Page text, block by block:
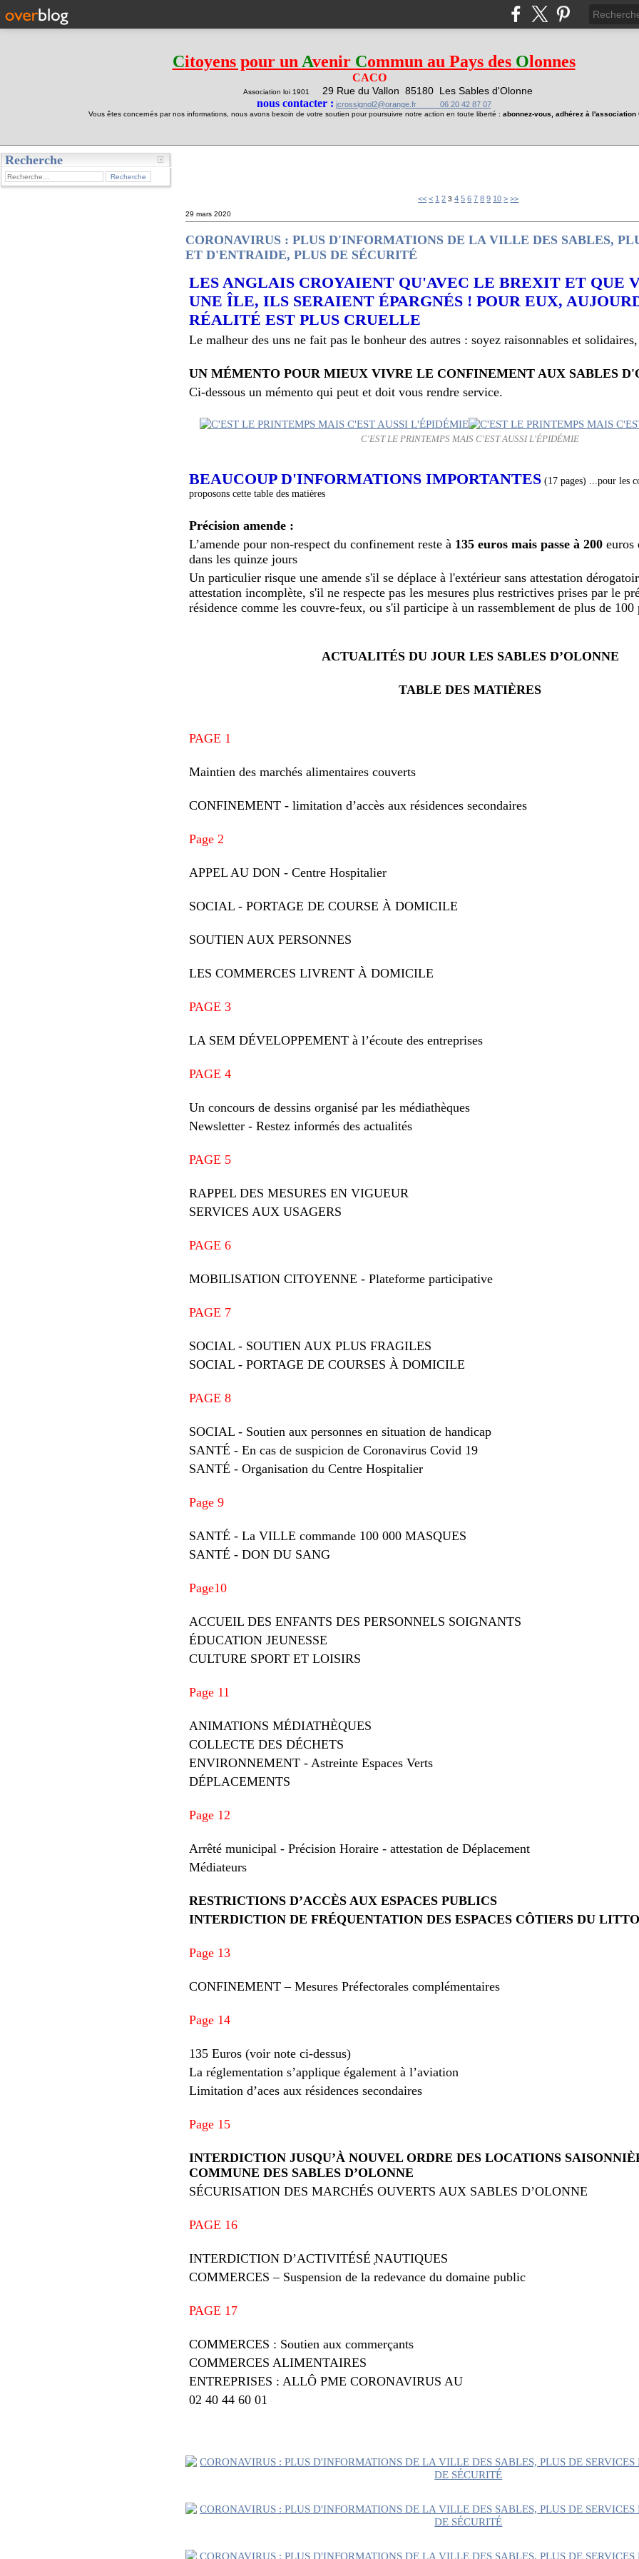
Citoyens pour un Avenir Commun au Pays des Olonnes
CACO
Association loi 1901 29 Rue du Vallon 85180 Les Sables d'Olonne
nous contacter : jcrossignol2@orange.fr 06 20 42 87 07
Vous êtes concernés par nos informations, nous avons besoin de votre soutien pour poursuivre notre action en toute liberté : abonnez-vous, adhérez à l'association
Recherche
<< < 1 2 3 4 5 6 7 8 9 10 > >>
29 mars 2020
CORONAVIRUS : PLUS D'INFORMATIONS DE LA VILLE DES SABLES,
ET D'ENTRAIDE, PLUS DE SÉCURITÉ
LES ANGLAIS CROYAIENT QU'AVEC LE BREXIT ET QUE
UNE ÎLE, ILS SERAIENT ÉPARGNÉS ! POUR EUX,
RÉALITÉ EST PLUS CRUELLE
Le malheur des uns ne fait pas le bonheur des autres : soyez raisonnables et
UN MÉMENTO POUR MIEUX VIVRE LE CONFINEMENT AUX SABLES
Ci-dessous un mémento qui peut et doit vous rendre service.
C'EST LE PRINTEMPS MAIS C'EST AUSSI L'ÉPIDÉMIE
BEAUCOUP D'INFORMATIONS IMPORTANTES (17 pages) ...pour les
proposons cette table des matières
Précision amende :
L’amende pour non-respect du confinement reste à 135 euros mais passe à 200euros
dans les quinze jours
Un particulier risque une amende s'il se déplace à l'extérieur sans attestation
attestation incomplète, s'il ne respecte pas les mesures plus restrictives prises par le
résidence comme les couvre-feux, ou s'il participe à un rassemblement de plus de 100
ACTUALITÉS DU JOUR LES SABLES D’OLONNE
TABLE DES MATIÈRES
PAGE 1
Maintien des marchés alimentaires couverts
CONFINEMENT - limitation d’accès aux résidences secondaires
Page 2
APPEL AU DON - Centre Hospitalier
SOCIAL - PORTAGE DE COURSE À DOMICILE
SOUTIEN AUX PERSONNES
LES COMMERCES LIVRENT À DOMICILE
PAGE 3
LA SEM DÉVELOPPEMENT à l’écoute des entreprises
PAGE 4
Un concours de dessins organisé par les médiathèques
Newsletter - Restez informés des actualités
PAGE 5
RAPPEL DES MESURES EN VIGUEUR
SERVICES AUX USAGERS
PAGE 6
MOBILISATION CITOYENNE - Plateforme participative
PAGE 7
SOCIAL - SOUTIEN AUX PLUS FRAGILES
SOCIAL - PORTAGE DE COURSES À DOMICILE
PAGE 8
SOCIAL - Soutien aux personnes en situation de handicap
SANTÉ - En cas de suspicion de Coronavirus Covid 19
SANTÉ - Organisation du Centre Hospitalier
Page 9
SANTÉ - La VILLE commande 100 000 MASQUES
SANTÉ - DON DU SANG
Page10
ACCUEIL DES ENFANTS DES PERSONNELS SOIGNANTS
ÉDUCATION JEUNESSE
CULTURE SPORT ET LOISIRS
Page 11
ANIMATIONS MÉDIATHÈQUES
COLLECTE DES DÉCHETS
ENVIRONNEMENT - Astreinte Espaces Verts
DÉPLACEMENTS
Page 12
Arrêté municipal - Précision Horaire - attestation de Déplacement
Médiateurs
RESTRICTIONS D’ACCÈS AUX ESPACES PUBLICS
INTERDICTION DE FRÉQUENTATION DES ESPACES CÔTIERS DU
Page 13
CONFINEMENT – Mesures Préfectorales complémentaires
Page 14
135 Euros (voir note ci-dessus)
La réglementation s’applique également à l’aviation
Limitation d’aces aux résidences secondaires
Page 15
INTERDICTION JUSQU’À NOUVEL ORDRE DES LOCATIONS
COMMUNE DES SABLES D’OLONNE
SÉCURISATION DES MARCHÉS OUVERTS AUX SABLES D’OLONNE
PAGE 16
INTERDICTION D’ACTIVITÉSÉ ֤NAUTIQUES
COMMERCES – Suspension de la redevance du domaine public
PAGE 17
COMMERCES : Soutien aux commerçants
COMMERCES ALIMENTAIRES
ENTREPRISES : ALLÔ PME CORONAVIRUS AU
02 40 44 60 01